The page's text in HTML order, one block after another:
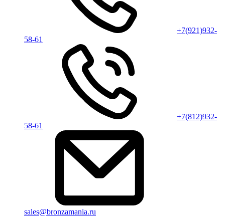
+7(921)932-
58-61
+7(812)932-
58-61
sales@bronzamania.ru